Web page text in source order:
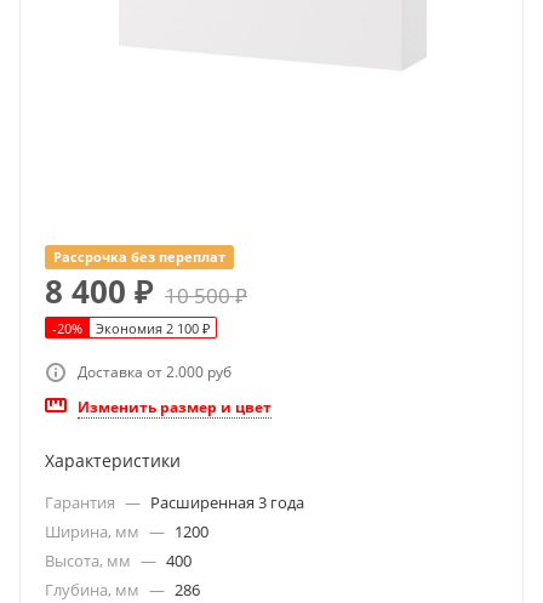
Рассрочка без переплат
8 400 ₽ 10 500₽
-20% Экономия 2 100 ₽
Доставка от 2.000 руб
Изменить размер и цвет
Характеристики
Гарантия — Расширенная 3 года
Ширина, мм — 1200
Высота, мм — 400
Глубина, мм — 286